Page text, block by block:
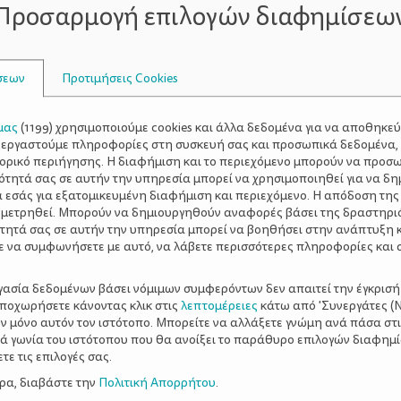
είναι σημαντικό να κατανοήσουμε τη φύση του
τρόπους, όπως υπερβολική ανησυχία άγχος
. Αυτά τα άγχη μπορούν να
να προοδεύει στο σχολείο και να αναπτύσσει
παιδιά είναι απαραίτητη για την πρόωρη
ένα παιδί στο άλλο, αλλά συνηθώς περιλαμβάνουν:
πτυχές της ζωής, όπως η σχολική απόδοση, οι
επιλογών
Προτιμήσεις Cookies
(1199) χρησιμοποιούμε cookies και άλλα δεδομένα για να
πληροφορίες στη συσκευή σας και προσωπικά
περιήγησης. Η διαφήμιση και το περιεχόμενο μπορούν να
σας σε αυτήν την υπηρεσία μπορεί να χρησιμοποιηθεί για να
εσάς για εξατομικευμένη διαφήμιση και περιεχόμενο. Η απόδοση
Μπορούν να δημιουργηθούν αναφορές βάσει της
σας σε αυτήν την υπηρεσία μπορεί να βοηθήσει στην ανάπτυξη
να συμφωνήσετε με αυτό, να λάβετε περισσότερες πληροφορίες και
δεδομένων βάσει νόμιμων συμφερόντων δεν απαιτεί την
κάνοντας κλικ στις λεπτομέρειες κάτω από 'Συνεργάτες
μόνο αυτόν τον ιστότοπο. Μπορείτε να αλλάξετε γνώμη ανά πάσα
γωνία του ιστότοπου που θα ανοίξει το παράθυρο επιλογών
τις επιλογές σας.
διαβάστε την Πολιτική Απορρήτου.